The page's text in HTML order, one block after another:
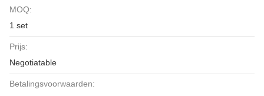
MOQ:
1 set
Prijs:
Negotiatable
Betalingsvoorwaarden: